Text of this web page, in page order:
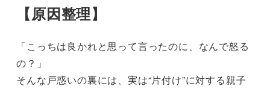
【原因整理】
「こっちは良かれと思って言ったのに、なんで怒る
の？」
そんな戸惑いの裏には、実は“片付け”に対する親子